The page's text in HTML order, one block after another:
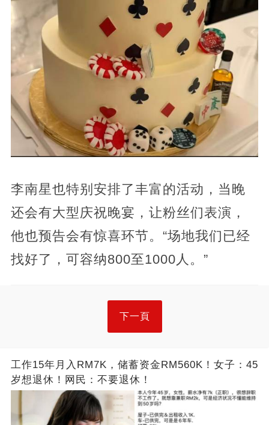
李南星也特别安排了丰富的活动，当晚
还会有大型庆祝晚宴，让粉丝们表演，
他也预告会有惊喜环节。“场地我们已经
找好了，可容纳800至1000人。”
下一頁
工作15年月入RM7K，储蓄资金RM560K！女子：45
岁想退休！网民：不要退休！